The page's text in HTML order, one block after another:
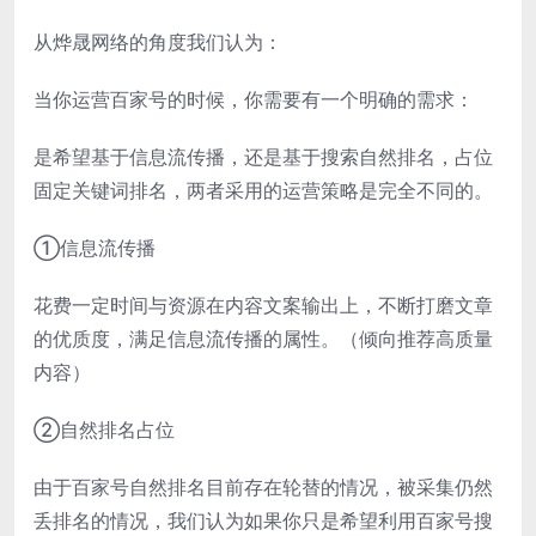
从烨晟网络的角度我们认为：
当你运营百家号的时候，你需要有一个明确的需求：
是希望基于信息流传播，还是基于搜索自然排名，占位
固定关键词排名，两者采用的运营策略是完全不同的。
①信息流传播
花费一定时间与资源在内容文案输出上，不断打磨文章
的优质度，满足信息流传播的属性。（倾向推荐高质量
内容）
②自然排名占位
由于百家号自然排名目前存在轮替的情况，被采集仍然
丢排名的情况，我们认为如果你只是希望利用百家号搜